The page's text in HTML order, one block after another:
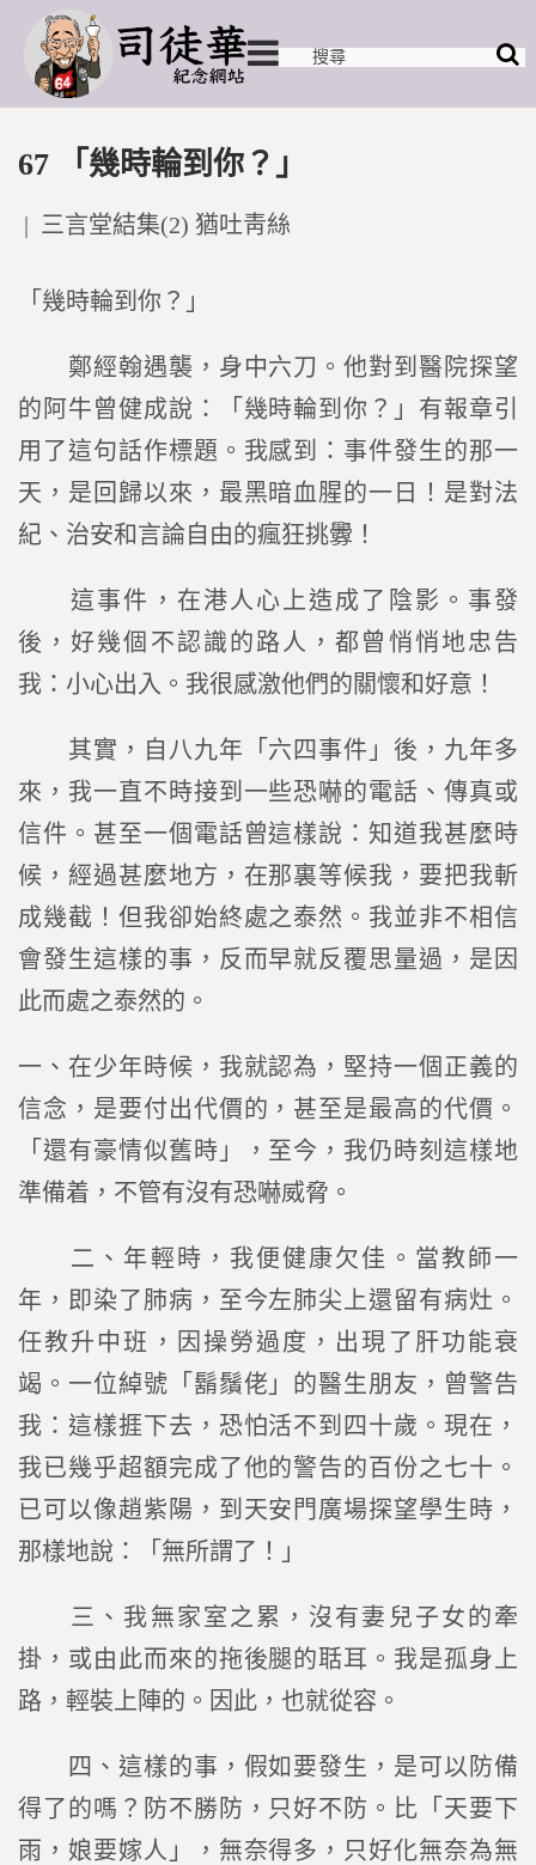
67 「幾時輪到你？」
Posted
三言堂結集(2) 猶吐靑絲
「幾時輪到你？」
鄭經翰遇襲，身中六刀。他對到醫院探望
的阿牛曾健成說：「幾時輪到你？」有報章引
用了這句話作標題。我感到：事件發生的那一
天，是回歸以來，最黑暗血腥的一日！是對法
紀、治安和言論自由的瘋狂挑釁！
這事件，在港人心上造成了陰影。事發
後，好幾個不認識的路人，都曾悄悄地忠告
我：小心出入。我很感激他們的關懷和好意！
其實，自八九年「六四事件」後，九年多
來，我一直不時接到一些恐嚇的電話、傳真或
信件。甚至一個電話曾這樣說：知道我甚麼時
候，經過甚麼地方，在那裏等候我，要把我斬
成幾截！但我卻始終處之泰然。我並非不相信
會發生這樣的事，反而早就反覆思量過，是因
此而處之泰然的。
一、在少年時候，我就認為，堅持一個正義的
信念，是要付出代價的，甚至是最高的代價。
「還有豪情似舊時」，至今，我仍時刻這樣地
準備着，不管有沒有恐嚇威脅。
二、年輕時，我便健康欠佳。當教師一
年，即染了肺病，至今左肺尖上還留有病灶。
任教升中班，因操勞過度，出現了肝功能衰
竭。一位綽號「鬍鬚佬」的醫生朋友，曾警告
我：這樣捱下去，恐怕活不到四十歲。現在，
我已幾乎超額完成了他的警告的百份之七十。
已可以像趙紫陽，到天安門廣場探望學生時，
那樣地說：「無所謂了！」
三、我無家室之累，沒有妻兒子女的牽
掛，或由此而來的拖後腿的聒耳。我是孤身上
路，輕裝上陣的。因此，也就從容。
四、這樣的事，假如要發生，是可以防備
得了的嗎？防不勝防，只好不防。比「天要下
雨，娘要嫁人」，無奈得多，只好化無奈為無